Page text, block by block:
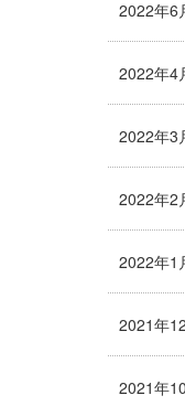
2022年6
2022年4
2022年3
2022年2
2022年1
2021年
2021年